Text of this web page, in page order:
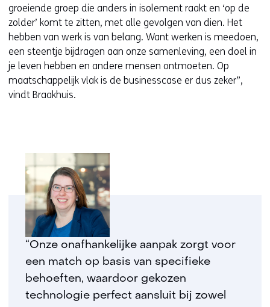
groeiende groep die anders in isolement raakt en ‘op de
zolder’ komt te zitten, met alle gevolgen van dien. Het
hebben van werk is van belang. Want werken is meedoen,
een steentje bijdragen aan onze samenleving, een doel in
je leven hebben en andere mensen ontmoeten. Op
maatschappelijk vlak is de businesscase er dus zeker”,
vindt Braakhuis.
“Onze onafhankelijke aanpak zorgt voor
een match op basis van specifieke
behoeften, waardoor gekozen
technologie perfect aansluit bij zowel